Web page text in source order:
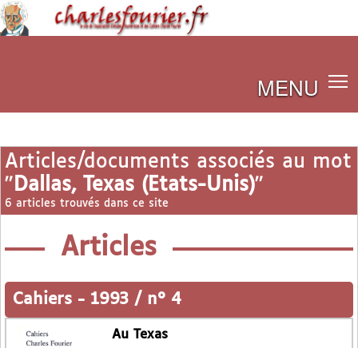
MENU
Articles/documents associés au mot
" Dallas, Texas (Etats-Unis)"
6 articles trouvés dans ce site
Articles
Cahiers - 1993 / n° 4
Au Texas